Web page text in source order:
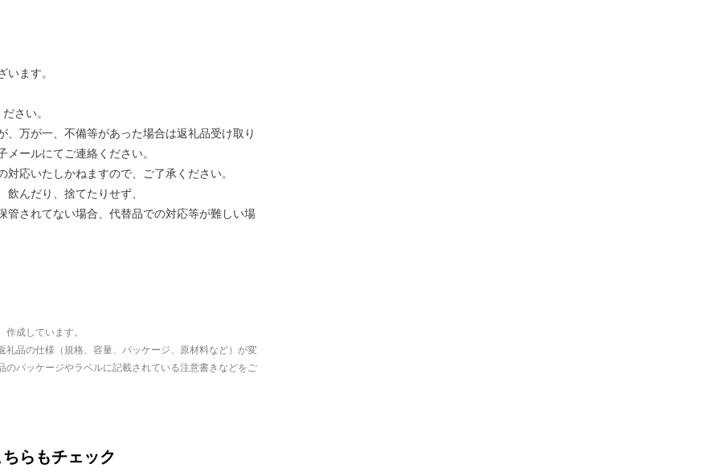
ます。
さい。
万が一、不備等があった場合は返礼品受け取り
ールにてご連絡ください。
応いたしかねますので、ご了承ください。
んだり、捨てたりせず、
管されてない場合、代替品での対応等が難しい場
成しています。
品の仕様（規格、容量、パッケージ、原材料など）が変
パッケージやラベルに記載されている注意書きなどをご
らもチェック